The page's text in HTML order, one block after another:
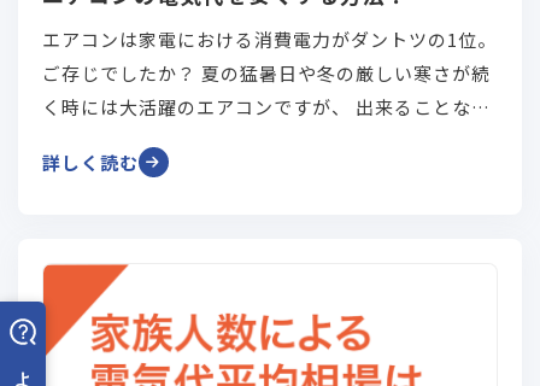
エアコンは家電における消費電力がダントツの1位。
ご存じでしたか？ 夏の猛暑日や冬の厳しい寒さが続
く時には大活躍のエアコンですが、 出来ることなら
ンの電気代を安くするための方法をご紹介したいと
詳しく読む